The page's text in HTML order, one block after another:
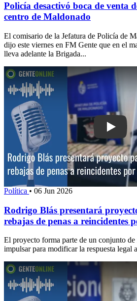
Policía desactivó boca de venta
centro de Maldonado
El comisario de la Jefatura de Policía de
dijo este viernes en FM Gente que en el
lleva adelante la Brigada...
Play:
Política • 06 Jun 2026
Rodrigo Blás presentará
rebajas de penas a reincidentes
El proyecto forma parte de un conjunto de
impulsar para modificar la respuesta legal